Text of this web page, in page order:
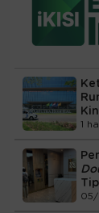
1
05/